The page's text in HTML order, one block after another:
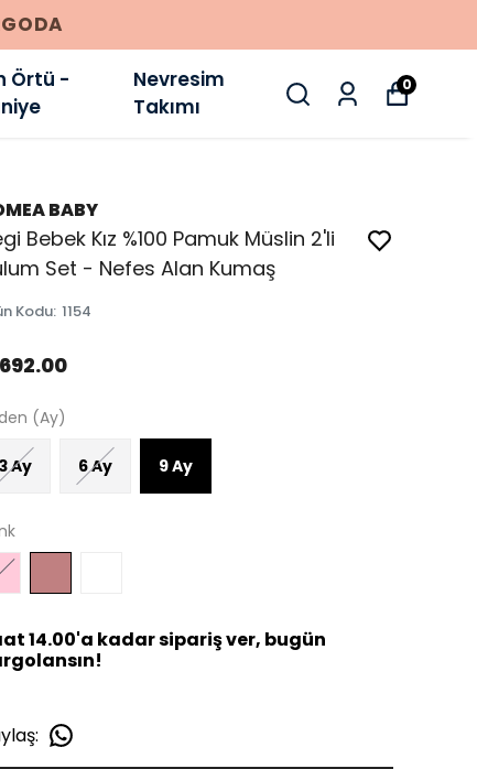
Örtü -
Nevresim
Takımı
0
BABY
Bebek Kız %100 Pamuk Müslin 2'li
Set - Nefes Alan Kumaş
Kodu: 1154
(Ay)
3 Ay 6 Ay 9 Ay
14.00'a kadar sipariş ver, bugün
: